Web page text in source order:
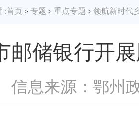
:首页 > 专题 > 重点专题 > 领航新时代
邮储银行开
信息来源：鄂州